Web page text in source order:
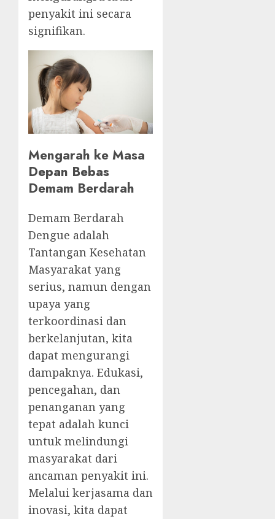
penyakit ini secara
signifikan.
Mengarah ke Masa
Depan Bebas
Demam Berdarah
Demam Berdarah
Dengue adalah
Tantangan Kesehatan
Masyarakat yang
serius, namun dengan
upaya yang
terkoordinasi dan
berkelanjutan, kita
dapat mengurangi
dampaknya. Edukasi,
pencegahan, dan
penanganan yang
tepat adalah kunci
untuk melindungi
masyarakat dari
ancaman penyakit ini.
Melalui kerjasama dan
inovasi, kita dapat